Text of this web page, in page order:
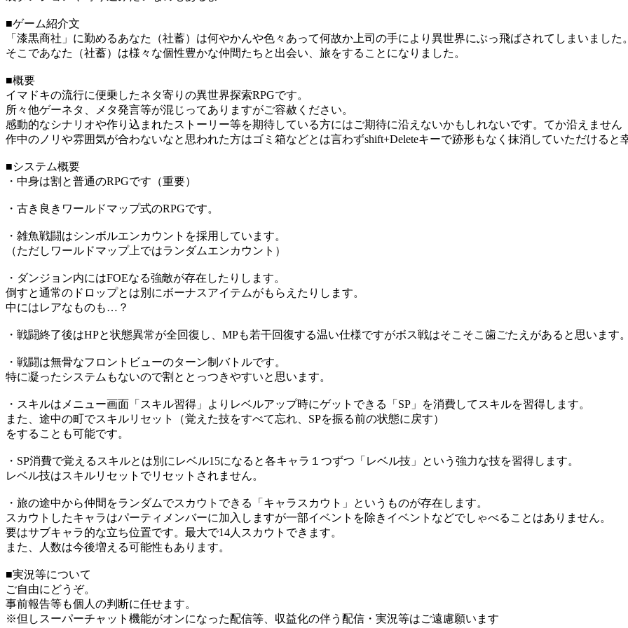
■ゲーム紹介文
「漆黒商社」に勤めるあなた（社蓄）は何やかんや色々あって何故か上司の手により異世界にぶっ飛ばされてしまいました。
そこであなた（社蓄）は様々な個性豊かな仲間たちと出会い、旅をすることになりました。
■概要
イマドキの流行に便乗したネタ寄りの異世界探索RPGです。
所々他ゲーネタ、メタ発言等が混じってありますがご容赦ください。
感動的なシナリオや作り込まれたストーリー等を期待している方にはご期待に沿えないかもしれないです。てか沿えません
作中のノリや雰囲気が合わないなと思われた方はゴミ箱などとは言わずshift+Deleteキーで跡形もなく抹消していただけると
■システム概要
・中身は割と普通のRPGです（重要）
・古き良きワールドマップ式のRPGです。
・雑魚戦闘はシンボルエンカウントを採用しています。
（ただしワールドマップ上ではランダムエンカウント）
・ダンジョン内にはFOEなる強敵が存在したりします。
倒すと通常のドロップとは別にボーナスアイテムがもらえたりします。
中にはレアなものも…？
・戦闘終了後はHPと状態異常が全回復し、MPも若干回復する温い仕様ですがボス戦はそこそこ歯ごたえがあると思います。
・戦闘は無骨なフロントビューのターン制バトルです。
特に凝ったシステムもないので割ととっつきやすいと思います。
・スキルはメニュー画面「スキル習得」よりレベルアップ時にゲットできる「SP」を消費してスキルを習得します。
また、途中の町でスキルリセット（覚えた技をすべて忘れ、SPを振る前の状態に戻す）
をすることも可能です。
・SP消費で覚えるスキルとは別にレベル15になると各キャラ１つずつ「レベル技」という強力な技を習得します。
レベル技はスキルリセットでリセットされません。
・旅の途中から仲間をランダムでスカウトできる「キャラスカウト」というものが存在します。
スカウトしたキャラはパーティメンバーに加入しますが一部イベントを除きイベントなどでしゃべることはありません。
要はサブキャラ的な立ち位置です。最大で14人スカウトできます。
また、人数は今後増える可能性もあります。
■実況等について
ご自由にどうぞ。
事前報告等も個人の判断に任せます。
※但しスーパーチャット機能がオンになった配信等、収益化の伴う配信・実況等はご遠慮願います